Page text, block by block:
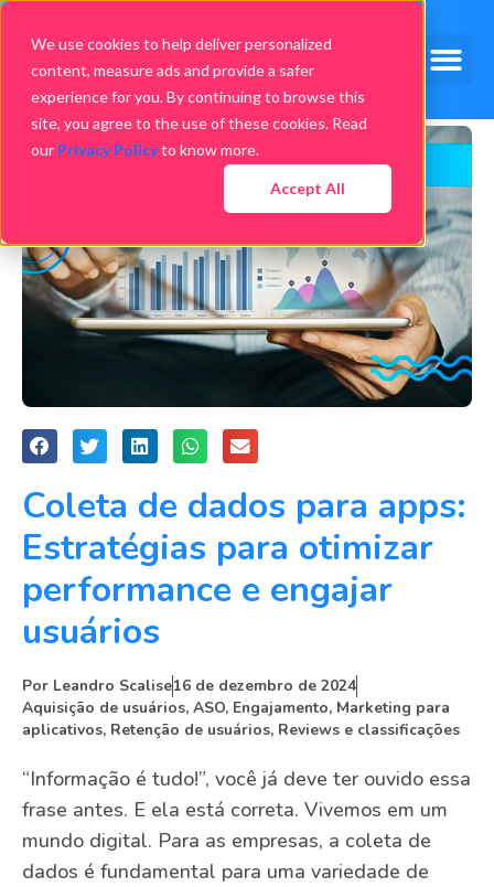
We use cookies to help deliver personalized
content, measure ads and provide a safer
experience for you. By continuing to browse this
site, you agree to the use of these cookies. Read
our Privacy Policyto know more.
Accept All
Coleta de dados para apps:
Estratégias para otimizar
performance e engajar
usuários
Por Leandro Scalise16 de dezembro de 2024
Aquisição de usuários, ASO, Engajamento, Marketing para
aplicativos, Retenção de usuários, Reviews e classificações
“Informação é tudo!”, você já deve ter ouvido essa
frase antes. E ela está correta. Vivemos em um
mundo digital. Para as empresas, a coleta de
dados é fundamental para uma variedade de